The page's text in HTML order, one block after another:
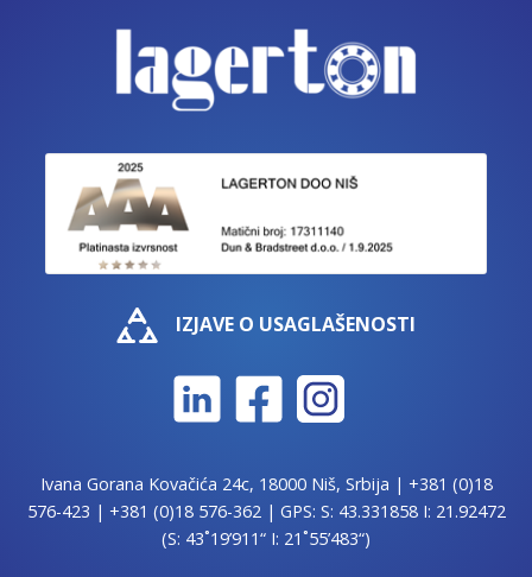
IZJAVE O USAGLAŠENOSTI
Ivana Gorana Kovačića 24c, 18000 Niš, Srbija | +381 (0)18
576-423 | +381 (0)18 576-362| GPS: S: 43.331858 I: 21.92472
(S: 43˚19’911“ I: 21˚55’483“)